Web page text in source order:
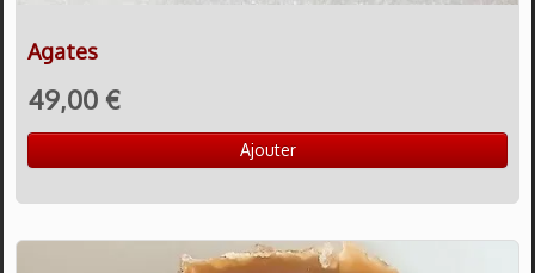
Agates
49,00 €
Ajouter